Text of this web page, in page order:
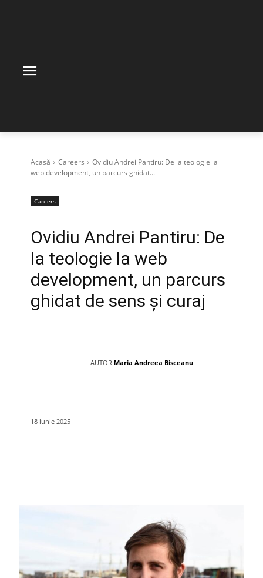
Acasă Careers
Ovidiu Andrei Pantiru: De la teologie la
web development, un parcurs ghidat...
Careers
Ovidiu Andrei Pantiru: De
la teologie la web
development, un parcurs
ghidat de sens și curaj
AUTOR Maria Andreea Bisceanu
18 iunie 2025